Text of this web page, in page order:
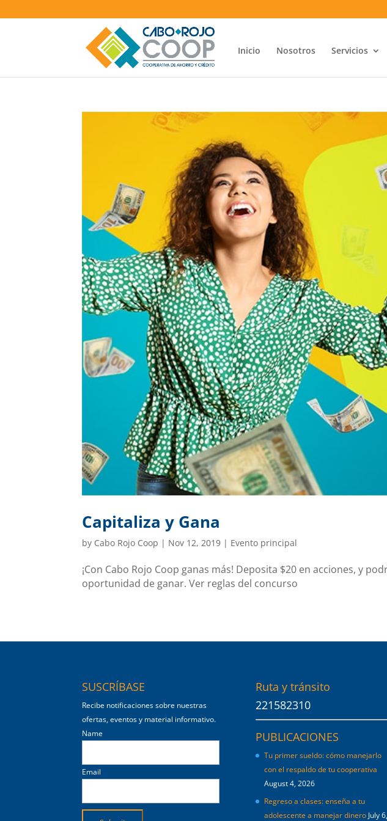
Inicio Nosotros Servicios
Capitaliza y Gana
by Cabo Rojo Coop | Nov 12, 2019 | Evento principal
¡Con Cabo Rojo Coop ganas más! Deposita $20 en acciones, y
oportunidad de ganar. Ver reglas del concurso
SUSCRÍBASE
Recibe notificaciones sobre nuestras
ofertas, eventos y material informativo.
Name
Email
Ruta y tránsito
221582310
PUBLICACIONES
Tu primer sueldo: cómo manejarlo
con el respaldo de tu cooperativa
August 4, 2026
Regreso a clases: enseña a tu
adolescente a manejar dinero July 6,